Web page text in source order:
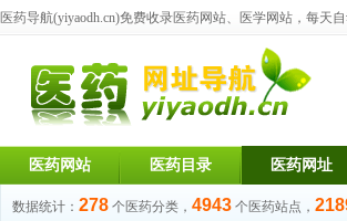
医药导航(yiyaodh.cn)免费收录医药网站、医学网站，每天
医药网站 医药目录 医药网址
数据统计： 278 个医药分类， 4943 个医药站点，